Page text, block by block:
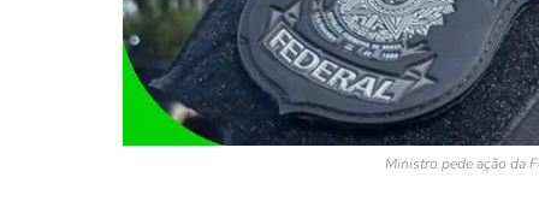
Ministro pede ação da